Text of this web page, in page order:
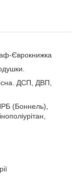
Єврокнижка
ДСП, ДВП,
(Боннель),